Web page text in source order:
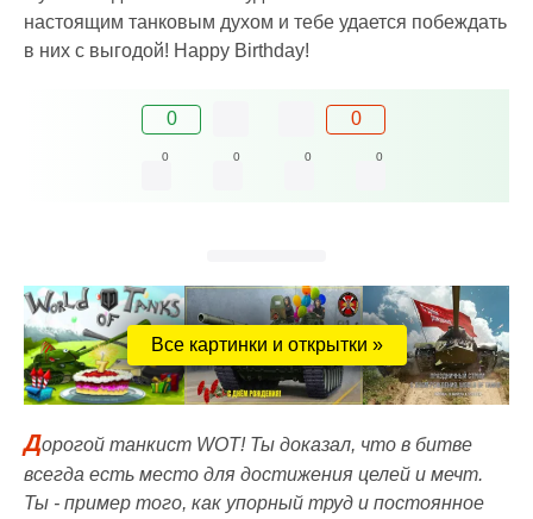
настоящим танковым духом и тебе удается побеждать
в них с выгодой! Happy Birthday!
0 0
0 0 0 0
Все картинки и открытки »
Дорогой танкист WOT! Ты доказал, что в битве
всегда есть место для достижения целей и мечт.
Ты - пример того, как упорный труд и постоянное